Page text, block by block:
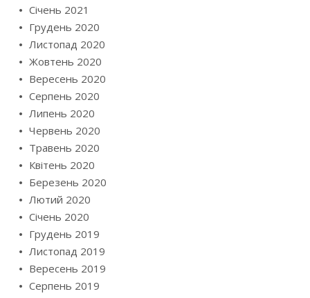
Січень 2021
Грудень 2020
Листопад 2020
Жовтень 2020
Вересень 2020
Серпень 2020
Липень 2020
Червень 2020
Травень 2020
Квітень 2020
Березень 2020
Лютий 2020
Січень 2020
Грудень 2019
Листопад 2019
Вересень 2019
Серпень 2019